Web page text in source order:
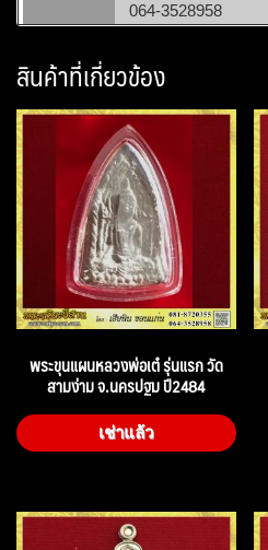
064-3528958
สินค้าที่เกี่ยวข้อง
พระขุนแผนหลวงพ่อเต๋ รุ่นแรก วัด
สามง่าม จ.นครปฐม ปี2484
เช่าแล้ว